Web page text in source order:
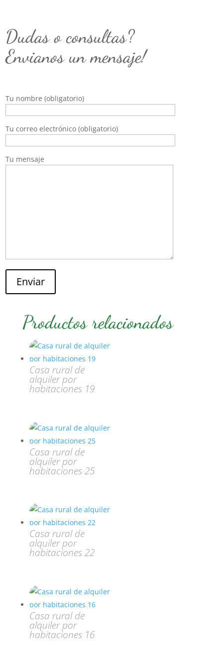
Dudas o consultas?
Envianos un mensaje!
Tu nombre (obligatorio)
Tu correo electrónico (obligatorio)
Tu mensaje
Enviar
Productos relacionados
Casa rural de
alquiler por
habitaciones 19
Casa rural de
alquiler por
habitaciones 25
Casa rural de
alquiler por
habitaciones 22
Casa rural de
alquiler por
habitaciones 16